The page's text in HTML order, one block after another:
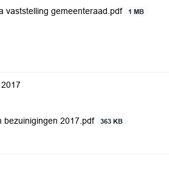
vaststelling gemeenteraad.pdf 1 MB
bezuinigingen 2017.pdf
363 KB